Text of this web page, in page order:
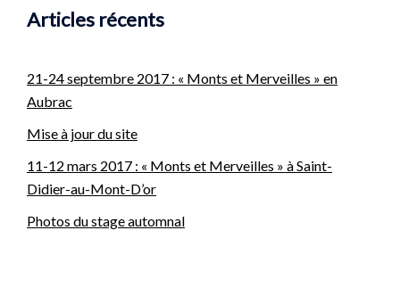
Articles récents
21-24 septembre 2017 : « Monts et Merveilles » en
Aubrac
Mise à jour du site
11-12 mars 2017 : « Monts et Merveilles » à Saint-
Didier-au-Mont-D’or
Photos du stage automnal